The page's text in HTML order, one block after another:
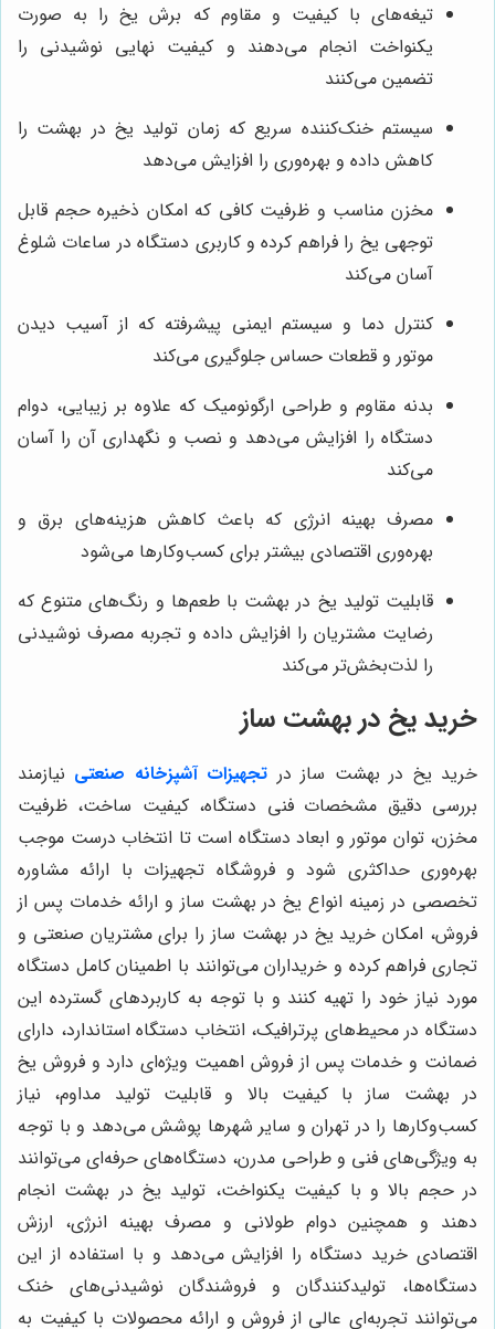
تیغه‌های با کیفیت و مقاوم که برش یخ را به صورت
یکنواخت انجام می‌دهند و کیفیت نهایی نوشیدنی را
تضمین می‌کنند
سیستم خنک‌کننده سریع که زمان تولید یخ در بهشت را
کاهش داده و بهره‌وری را افزایش می‌دهد
مخزن مناسب و ظرفیت کافی که امکان ذخیره حجم قابل
توجهی یخ را فراهم کرده و کاربری دستگاه در ساعات شلوغ
آسان می‌کند
کنترل دما و سیستم ایمنی پیشرفته که از آسیب دیدن
موتور و قطعات حساس جلوگیری می‌کند
بدنه مقاوم و طراحی ارگونومیک که علاوه بر زیبایی، دوام
دستگاه را افزایش می‌دهد و نصب و نگهداری آن را آسان
می‌کند
مصرف بهینه انرژی که باعث کاهش هزینه‌های برق و
بهره‌وری اقتصادی بیشتر برای کسب‌وکارها می‌شود
قابلیت تولید یخ در بهشت با طعم‌ها و رنگ‌های متنوع که
رضایت مشتریان را افزایش داده و تجربه مصرف نوشیدنی
را لذت‌بخش‌تر می‌کند
خرید یخ در بهشت ساز
خرید یخ در بهشت ساز در تجهیزات آشپزخانه صنعتی نیازمند
بررسی دقیق مشخصات فنی دستگاه، کیفیت ساخت، ظرفیت
مخزن، توان موتور و ابعاد دستگاه است تا انتخاب درست موجب
بهره‌وری حداکثری شود و فروشگاه تجهیزات با ارائه مشاوره
تخصصی در زمینه انواع یخ در بهشت ساز و ارائه خدمات پس از
فروش، امکان خرید یخ در بهشت ساز را برای مشتریان صنعتی و
تجاری فراهم کرده و خریداران می‌توانند با اطمینان کامل دستگاه
مورد نیاز خود را تهیه کنند و با توجه به کاربردهای گسترده این
دستگاه در محیط‌های پرترافیک، انتخاب دستگاه استاندارد، دارای
ضمانت و خدمات پس از فروش اهمیت ویژه‌ای دارد و فروش یخ
در بهشت ساز با کیفیت بالا و قابلیت تولید مداوم، نیاز
کسب‌وکارها را در تهران و سایر شهرها پوشش می‌دهد و با توجه
به ویژگی‌های فنی و طراحی مدرن، دستگاه‌های حرفه‌ای می‌توانند
در حجم بالا و با کیفیت یکنواخت، تولید یخ در بهشت انجام
دهند و همچنین دوام طولانی و مصرف بهینه انرژی، ارزش
اقتصادی خرید دستگاه را افزایش می‌دهد و با استفاده از این
دستگاه‌ها، تولیدکنندگان و فروشندگان نوشیدنی‌های خنک
می‌توانند تجربه‌ای عالی از فروش و ارائه محصولات با کیفیت به